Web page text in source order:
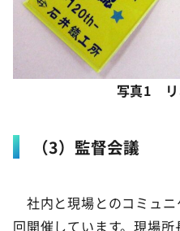
写真1 リ
（3）監督会議
社内と現場とのコミュ
回開催しています。現場所